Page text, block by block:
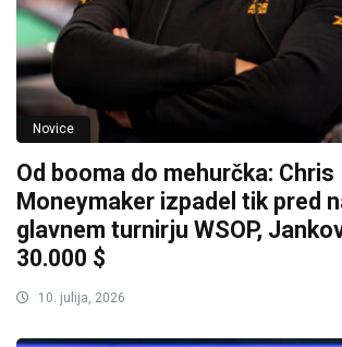
Novice
Od booma do mehurčka: Chris
Moneymaker izpadel tik pred
glavnem turnirju WSOP,
30.000 $
10. julija, 2026